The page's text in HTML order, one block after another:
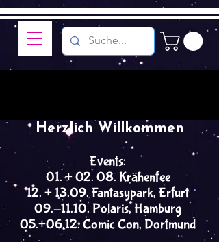
Events:
01. + 02. 08. Krähenfee
12. + 13.09. Fantasypark, Erfurt
09.-11.10. Polaris, Hamburg
05.+06.12. Comic Con, Dortmund
Herzlich Willkommen